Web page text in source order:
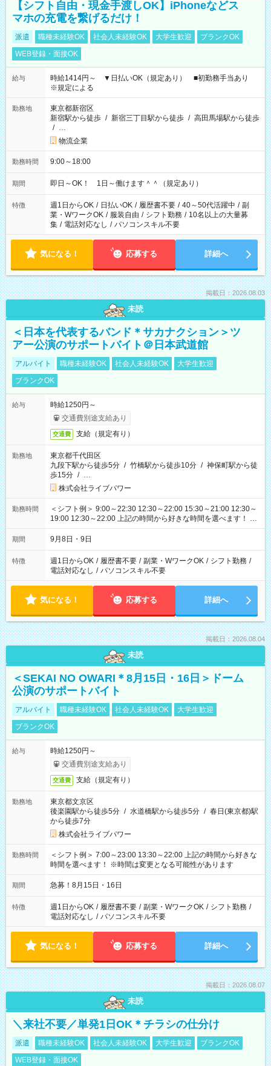
【シフト自由・現金手渡しOK】iPhoneなどス
マホの充電を繋げるだけ！
派遣 職種未経験OK 社会人未経験OK 大学生歓迎
ブランクOK
WEB登録・面接OK
給与
時給1414円～ ▼日払いOK（規定あり） ■初勤務手当あり
※規定による
勤務地
東京都新宿区
新宿駅から徒歩 / 新宿三丁目駅から徒歩 / 高田馬場駅から徒歩
/ …
物流企業
勤務時間 9:00～18:00
期間 即日～OK！ 1日～働けます＾＾（規定あり）
特徴 週1日からOK / 日払いOK / 履歴書不要 / 40～50代活躍中 / 副
業・WワークOK / 服装自由 / シフト勤務 / 10名以上の大量募
集 / 電話対応なし / パソコンスキル不要
気になる！ 応募する 詳細へ
掲載日：2026.08.03
未読
＜日本を代表するバンド＊サカナクション＞ツ
アー公演のサポートバイト＠日本武道館
アルバイト 職種未経験OK 社会人未経験OK
大学生歓迎
ブランクOK
給与
時給1250円～
交通費別途支給あり
交通費 支給（規定有り）
勤務地
東京都千代田区
九段下駅から徒歩5分 / 竹橋駅から徒歩10分 / 神保町駅から徒
歩15分 / …
株式会社ライブパワー
勤務時間
＜シフト例＞ 9:00～22:30 12:30～22:00 15:30～21:00 12:30～
19:00 12:30～22:00 上記の時間から好きな時間を選べます！ ※
時間は変更となる可能性があります
期間 9月8日・9日
特徴 週1日からOK / 履歴書不要 / 副業・WワークOK / シフト勤務 /
電話対応なし / パソコンスキル不要
気になる！ 応募する 詳細へ
掲載日：2026.08.04
未読
＜SEKAI NO OWARI＊8月15日・16日＞ドーム
公演のサポートバイト
アルバイト 職種未経験OK 社会人未経験OK
大学生歓迎
ブランクOK
給与
時給1250円～
交通費別途支給あり
交通費 支給（規定有り）
勤務地
東京都文京区
後楽園駅から徒歩5分 / 水道橋駅から徒歩5分 / 春日(東京都)駅
から徒歩7分
株式会社ライブパワー
勤務時間
＜シフト例＞ 7:00～23:00 13:30～22:00 上記の時間から好きな
時間を選べます！ ※時間は変更となる可能性があります
期間 急募！8月15日・16日
特徴 週1日からOK / 履歴書不要 / 副業・WワークOK / シフト勤務 /
電話対応なし / パソコンスキル不要
気になる！ 応募する 詳細へ
掲載日：2026.08.07
未読
＼来社不要／単発1日OK＊チラシの仕分け
派遣 職種未経験OK 社会人未経験OK 大学生歓迎
ブランクOK
WEB登録・面接OK